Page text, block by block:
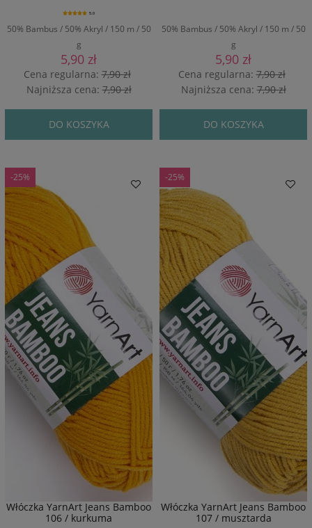
50% Bambus / 50% Akryl / 150 m / 50
g
5.0
5,90 zł
Cena regularna:7,90 zł
Najniższa cena:7,90 zł
DO KOSZYKA
50% Bambus / 50% Akryl / 150 m / 50
g
5,90 zł
Cena regularna:7,90 zł
Najniższa cena:7,90 zł
DO KOSZYKA
Włóczka YarnArt Jeans Bamboo
106 / kurkuma
-25%
Włóczka YarnArt Jeans Bamboo
107 / musztarda
-25%